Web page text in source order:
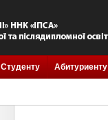
Студенту Абитуриенту